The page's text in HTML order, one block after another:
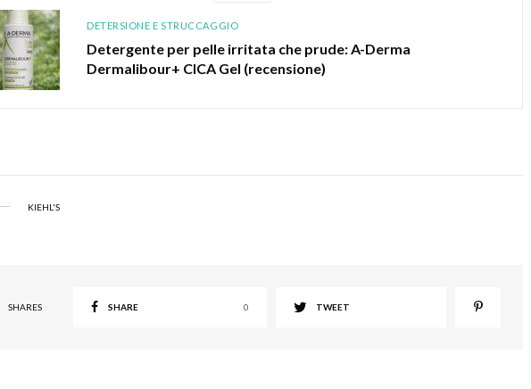
DETERSIONE E STRUCCAGGIO
Detergente per pelle irritata che prude: A-Derma
Dermalibour+ CICA Gel (recensione)
KIEHL'S
SHARES SHARE 0 TWEET